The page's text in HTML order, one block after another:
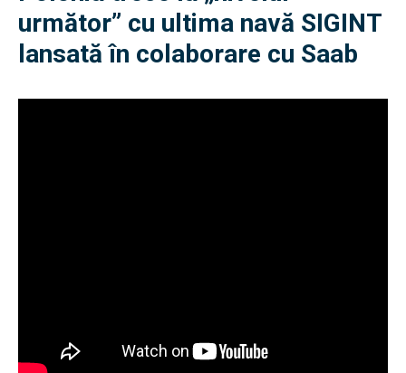
următor” cu ultima navă SIGINT
lansată în colaborare cu Saab